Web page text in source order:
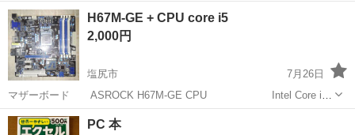
い色でしか印刷出来なくなりました。 説明書通りにやったんですけど
ねー。 黒はかろうじて印刷できます。 そんな訳でジャンク扱いとさせ
て下さい。 詳しい方直して使っ...
長野 松本市
H67M-GE + CPU core i5
2,000円
塩尻市
7月26日
マザーボード ASROCK H67M-GE CPU Intel Core i5
3470 更新のため出品します。 自作・予備に。 稼働確認済みです。ノ
ークレーム・ノーリターン 写真に写ってい...
長野 塩尻市 パソコン
PC 本